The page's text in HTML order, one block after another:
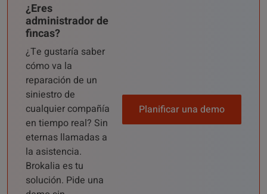
¿Eres
administrador de
fincas?
¿Te gustaría saber
cómo va la
reparación de un
siniestro de
cualquier compañía
en tiempo real? Sin
eternas llamadas a
la asistencia.
Brokalia es tu
solución. Pide una
Planificar una demo